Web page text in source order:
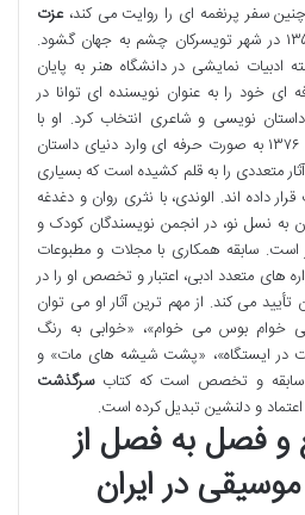
سفر پرنغمه ای را روایت می کند، عزت
است. او در سال ۱۳۵۳ در شهر تویسرکان چشم به جهان گشود.
ادبیات نمایشی در دانشگاه هنر به پایان
ای خود را به عنوان نویسنده ای توانا در
نویسی و شاعری انتخاب کرد. او با
نگارش کتاب «فردوسی» در سال ۱۳۷۶ به صورت حرفه ای وارد دنیای داستان
متعددی را به قلم کشیده است که بسیاری
داده اند. الوندی، با نثری روان و دغدغه
به نسل نو، در انجمن نویسندگان کودک و
است. سابقه همکاری با مجلات و مطبوعات
های متعدد ادبی، اعتبار و تخصص او را در
می کند. از مهم ترین آثار او می توان
خوام بوس می خوام»، «خوابی به رنگ
در ایستگاه»، «پشت شیشه های مات» و
سابقه و تخصص است که کتابسرگذشت
اعتماد و دلنشین تبدیل کرده است.
و فصل به فصل از
در ایران